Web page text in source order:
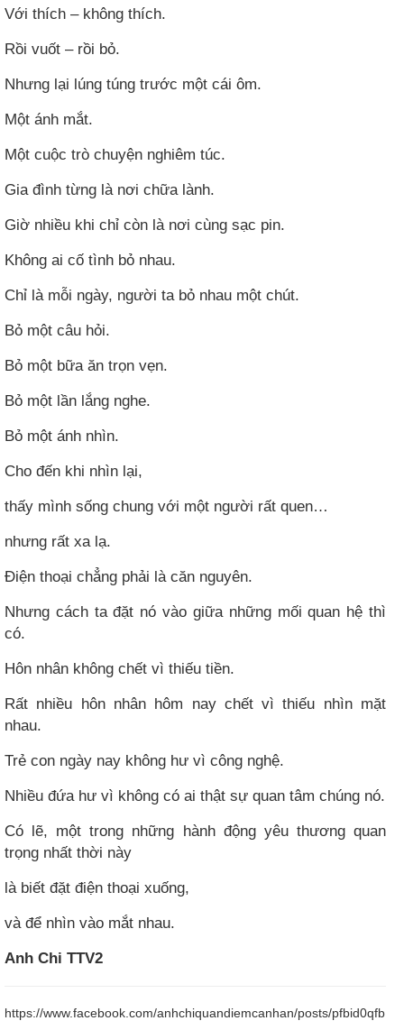
Với thích – không thích.
Rồi vuốt – rồi bỏ.
Nhưng lại lúng túng trước một cái ôm.
Một ánh mắt.
Một cuộc trò chuyện nghiêm túc.
Gia đình từng là nơi chữa lành.
Giờ nhiều khi chỉ còn là nơi cùng sạc pin.
Không ai cố tình bỏ nhau.
Chỉ là mỗi ngày, người ta bỏ nhau một chút.
Bỏ một câu hỏi.
Bỏ một bữa ăn trọn vẹn.
Bỏ một lần lắng nghe.
Bỏ một ánh nhìn.
Cho đến khi nhìn lại,
thấy mình sống chung với một người rất quen…
nhưng rất xa lạ.
Điện thoại chẳng phải là căn nguyên.
Nhưng cách ta đặt nó vào giữa những mối quan hệ thì
có.
Hôn nhân không chết vì thiếu tiền.
Rất nhiều hôn nhân hôm nay chết vì thiếu nhìn mặt
nhau.
Trẻ con ngày nay không hư vì công nghệ.
Nhiều đứa hư vì không có ai thật sự quan tâm chúng nó.
Có lẽ, một trong những hành động yêu thương quan
trọng nhất thời này
là biết đặt điện thoại xuống,
và để nhìn vào mắt nhau.
Anh Chi TTV2
https://www.facebook.com/anhchiquandiemcanhan/posts/